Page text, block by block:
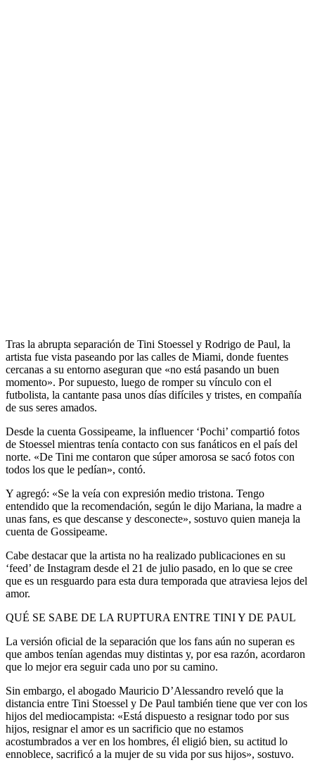
Tras la abrupta separación de Tini Stoessel y Rodrigo de Paul, la
artista fue vista paseando por las calles de Miami, donde fuentes
cercanas a su entorno aseguran que «no está pasando un buen
momento». Por supuesto, luego de romper su vínculo con el
futbolista, la cantante pasa unos días difíciles y tristes, en compañía
de sus seres amados.
Desde la cuenta Gossipeame, la influencer ‘Pochi’ compartió fotos
de Stoessel mientras tenía contacto con sus fanáticos en el país del
norte. «De Tini me contaron que súper amorosa se sacó fotos con
todos los que le pedían», contó.
Y agregó: «Se la veía con expresión medio tristona. Tengo
entendido que la recomendación, según le dijo Mariana, la madre a
unas fans, es que descanse y desconecte», sostuvo quien maneja la
cuenta de Gossipeame.
Cabe destacar que la artista no ha realizado publicaciones en su
‘feed’ de Instagram desde el 21 de julio pasado, en lo que se cree
que es un resguardo para esta dura temporada que atraviesa lejos del
amor.
QUÉ SE SABE DE LA RUPTURA ENTRE TINI Y DE PAUL
La versión oficial de la separación que los fans aún no superan es
que ambos tenían agendas muy distintas y, por esa razón, acordaron
que lo mejor era seguir cada uno por su camino.
Sin embargo, el abogado Mauricio D’Alessandro reveló que la
distancia entre Tini Stoessel y De Paul también tiene que ver con los
hijos del mediocampista: «Está dispuesto a resignar todo por sus
hijos, resignar el amor es un sacrificio que no estamos
acostumbrados a ver en los hombres, él eligió bien, su actitud lo
ennoblece, sacrificó a la mujer de su vida por sus hijos», sostuvo.